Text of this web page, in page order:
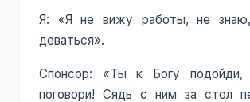
Я: «Я не вижу работы, не
деваться».
Спонсор: «Ты к Богу
поговори! Сядь с ним за стол